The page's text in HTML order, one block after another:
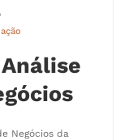
Negócios da